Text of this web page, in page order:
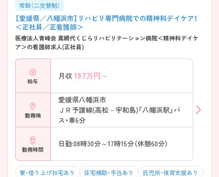
♪ ――――――――――――――― ■ 子育て世代を応援する安心サポ
ート！ ――――――――――――――― 育児と仕事の両立をバックアッ
プする体制があります。 ・院内保育施設を利用可能 ・4歳に達した年度末
まで預かり可能 ・育児休業や看護休暇の取得実績あり → ライフステー
ジが変わっても働き続けやすい環境です♪
――――――――――――――― ■ 地域医療を支えるやりがいのある
職場♪ ――――――――――――――― 地域の中核病院として幅広い
室・中央材料室を備えた体制 ・地域住民の健康を支える重要な役割 → 地
域医療に貢献したい方におすすめです！
――――――――――――――― ■ 幅広い経験が積める環境です♪
――――――――――――――― 一つの分野だけでなく、多彩な看護経
験を積める環境があります。 ・病棟看護から周術期領域まで経験可能 ・
手術関連業務や医療機器管理にも関われる ・多職種と連携しながら患者
さまをサポート → 看護師として視野を広げたい方にもぴったりです♪
常勤（二交替制）
【愛媛県／八幡浜市】リハビリ専門病院での精神科デイケア！
＜正社員／正看護師＞
医療法人青峰会 真網代くじらリハビリテーション病院＜精神科デイケ
ア＞の看護師求人(正社員)
給与
月収 19.7万円～
勤務地
愛媛県八幡浜市
ＪＲ予讃線(高松－宇和島)「八幡浜駅」バ
ス・車6分
勤務時間
日勤:08時30分～17時15分（休憩60分）
寮・借り上げ社宅あり 住宅補助・手当あり 託児所・保育支援あり